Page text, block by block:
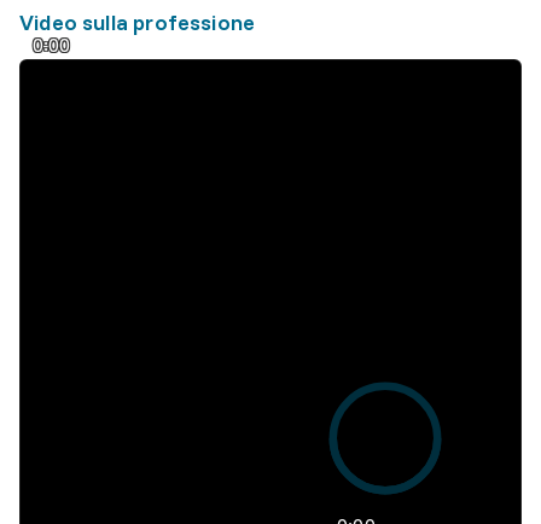
Video sulla professione
0:00